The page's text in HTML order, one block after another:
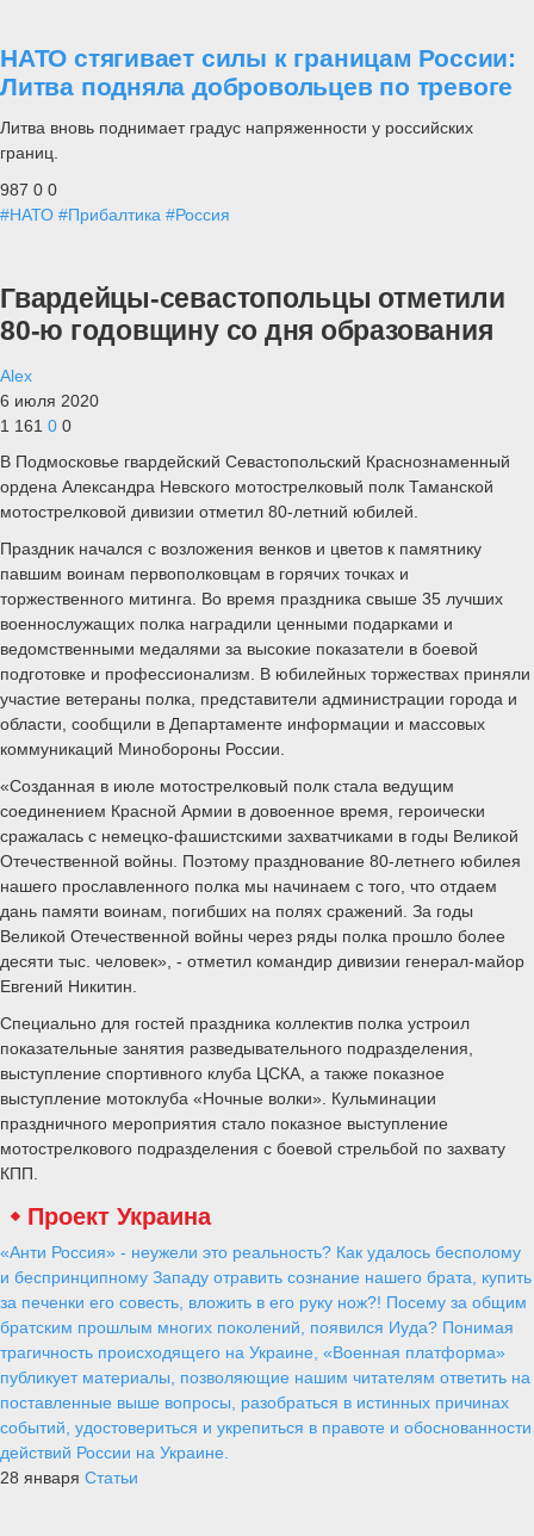
НАТО стягивает силы к границам России:
Литва подняла добровольцев по тревоге
Литва вновь поднимает градус напряженности у российских
границ.
987 0 0
#НАТО #Прибалтика #Россия
Гвардейцы-севастопольцы отметили
80-ю годовщину со дня образования
Alex
6 июля 2020
1 161 0 0
В Подмосковье гвардейский Севастопольский Краснознаменный
ордена Александра Невского мотострелковый полк Таманской
мотострелковой дивизии отметил 80-летний юбилей.
Праздник начался с возложения венков и цветов к памятнику
павшим воинам первополковцам в горячих точках и
торжественного митинга. Во время праздника свыше 35 лучших
военнослужащих полка наградили ценными подарками и
ведомственными медалями за высокие показатели в боевой
подготовке и профессионализм. В юбилейных торжествах приняли
участие ветераны полка, представители администрации города и
области, сообщили в Департаменте информации и массовых
коммуникаций Минобороны России.
«Созданная в июле мотострелковый полк стала ведущим
соединением Красной Армии в довоенное время, героически
сражалась с немецко-фашистскими захватчиками в годы Великой
Отечественной войны. Поэтому празднование 80-летнего юбилея
нашего прославленного полка мы начинаем с того, что отдаем
дань памяти воинам, погибших на полях сражений. За годы
Великой Отечественной войны через ряды полка прошло более
десяти тыс. человек», - отметил командир дивизии генерал-майор
Евгений Никитин.
Специально для гостей праздника коллектив полка устроил
показательные занятия разведывательного подразделения,
выступление спортивного клуба ЦСКА, а также показное
выступление мотоклуба «Ночные волки». Кульминации
праздничного мероприятия стало показное выступление
мотострелкового подразделения с боевой стрельбой по захвату
КПП.
Проект Украина
«Анти Россия» - неужели это реальность? Как удалось бесполому
и беспринципному Западу отравить сознание нашего брата, купить
за печенки его совесть, вложить в его руку нож?! Посему за общим
братским прошлым многих поколений, появился Иуда? Понимая
трагичность происходящего на Украине, «Военная платформа»
публикует материалы, позволяющие нашим читателям ответить на
поставленные выше вопросы, разобраться в истинных причинах
событий, удостовериться и укрепиться в правоте и обоснованности
действий России на Украине.
28 января Статьи